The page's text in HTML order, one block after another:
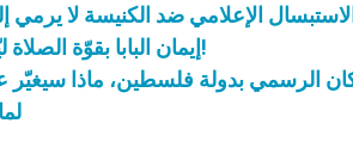
الإعلامي ضد الكنيسة لا يرمي
إيمان البابا بقوّة الصلاة ليّن القلوب وسيبدّل التاريخ!
الرسمي بدولة فلسطين، ماذا